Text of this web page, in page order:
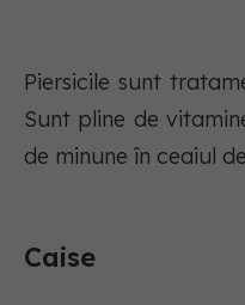
Piersicile sunt
Sunt pline de
de minune în ceaiul
Caise